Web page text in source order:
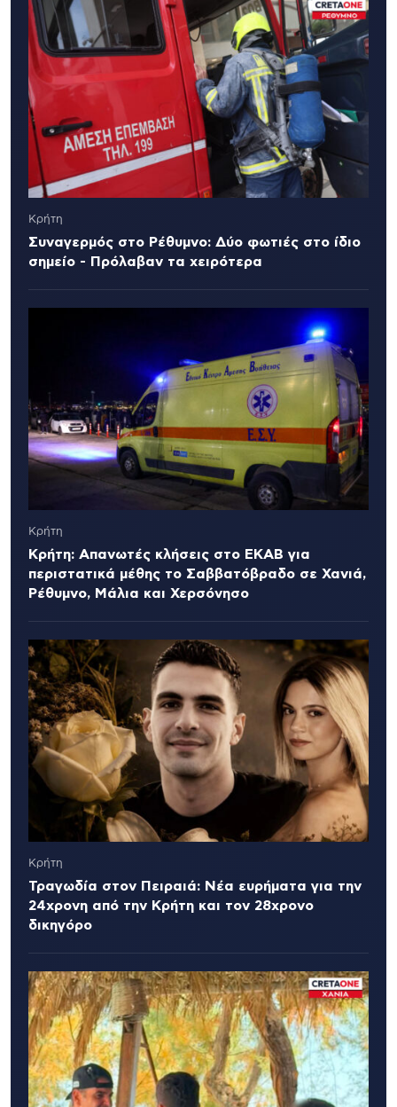
Κρήτη
Συναγερμός στο Ρέθυμνο: Δύο φωτιές στο ίδιο
σημείο - Πρόλαβαν τα χειρότερα
Κρήτη
Κρήτη: Απανωτές κλήσεις στο ΕΚΑΒ για
περιστατικά μέθης το Σαββατόβραδο σε Χανιά,
Ρέθυμνο, Μάλια και Χερσόνησο
Κρήτη
Τραγωδία στον Πειραιά: Νέα ευρήματα για την
24χρονη από την Κρήτη και τον 28χρονο
δικηγόρο